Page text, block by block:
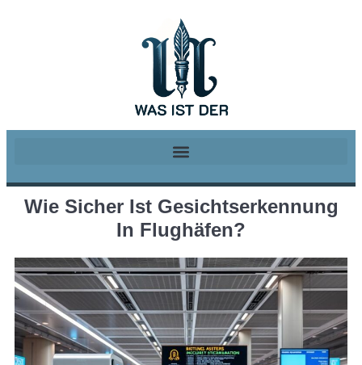
Wie Sicher Ist Gesichtserkennung
In Flughäfen?